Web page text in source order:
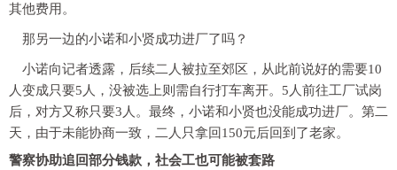
其他费用。
那另一边的小诺和小贤成功进厂了吗？
小诺向记者透露，后续二人被拉至郊区，从此前说好的需要10
人变成只要5人，没被选上则需自行打车离开。5人前往工厂试岗
后，对方又称只要3人。最终，小诺和小贤也没能成功进厂。第二
天，由于未能协商一致，二人只拿回150元后回到了老家。
警察协助追回部分钱款，社会工也可能被套路